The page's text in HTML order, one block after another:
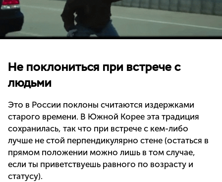
Не поклониться при встрече с
людьми
Это в России поклоны считаются издержками
старого времени. В Южной Корее эта традиция
сохранилась, так что при встрече с кем-либо
лучше не стой перпендикулярно стене (остаться в
прямом положении можно лишь в том случае,
если ты приветствуешь равного по возрасту и
статусу).